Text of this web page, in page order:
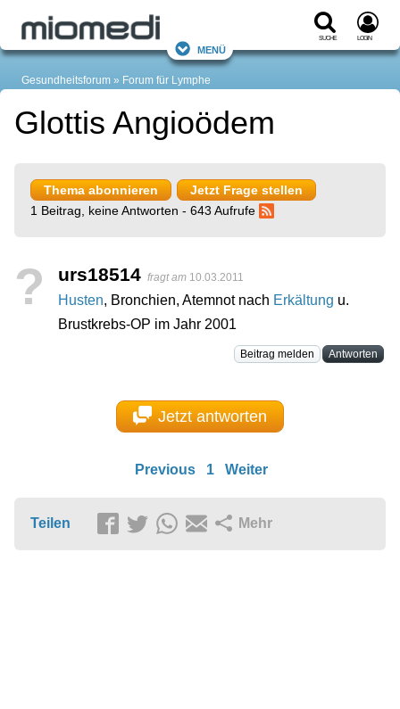
Suche Login
Menü
Gesundheitsforum Forum für Lymphe
Glottis Angioödem
Thema abonnieren
Jetzt Frage stellen
1 Beitrag, keine Antworten - 643 Aufrufe
? urs18514 fragt am 10.03.2011
Husten, Bronchien, Atemnot nach Erkältung u.
Brustkrebs-OP im Jahr 2001
Beitrag melden Antworten
Jetzt antworten
Previous 1 Weiter
Teilen Mehr